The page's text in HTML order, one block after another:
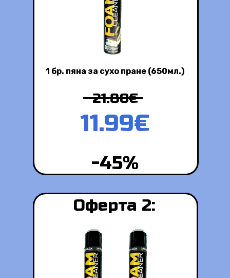
1 бр. пяна за сухо пране (650мл.)
-45%
Оферта 2:
11.99€
21.80€